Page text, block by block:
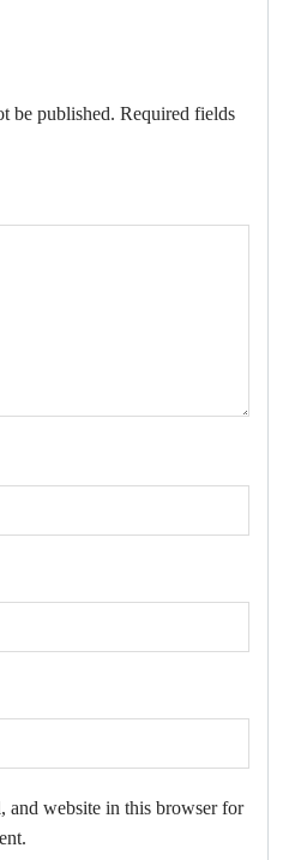
be published. Required fields
and website in this browser for